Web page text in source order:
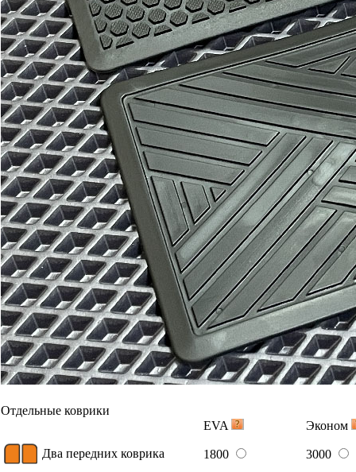
Отдельные коврики
EVA
Эконом
Два передних коврика 1800
3000